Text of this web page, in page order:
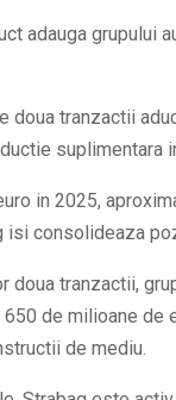
adauga grupului
doua tranzactii
suplimentara
in 2025,
isi consolideaza
doua tranzactii,
de milioane de
de mediu.